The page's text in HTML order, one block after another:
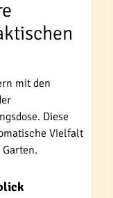
mit den
Diese
Vielfalt